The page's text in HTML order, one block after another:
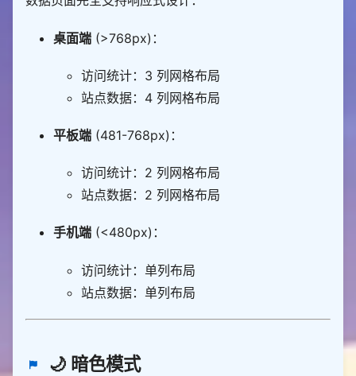
桌面端 (>768px)：
访问统计：3 列网格布局
站点数据：4 列网格布局
平板端 (481-768px)：
访问统计：2 列网格布局
站点数据：2 列网格布局
手机端 (<480px)：
访问统计：单列布局
站点数据：单列布局
🌙 暗色模式